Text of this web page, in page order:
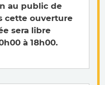
au public de
cette ouverture
sera libre
à 18h00.